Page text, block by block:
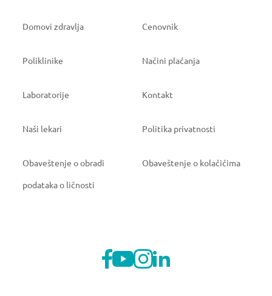
Domovi zdravlja Cenovnik
Poliklinike Načini plaćanja
Laboratorije Kontakt
Naši lekari Politika privatnosti
Obaveštenje o obradi
podataka o ličnosti
Obaveštenje o kolačićima